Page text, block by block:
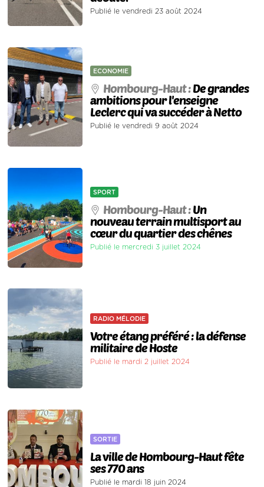
Publié le vendredi 23 août 2024
ECONOMIE
Hombourg-Haut :De grandes
ambitions pour l'enseigne
Leclerc qui va succéder à Netto
Publié le vendredi 9 août 2024
SPORT
Hombourg-Haut :Un
nouveau terrain multisport au
cœur du quartier des chênes
Publié le mercredi 3 juillet 2024
RADIO MÉLODIE
Votre étang préféré : la défense
militaire de Hoste
Publié le mardi 2 juillet 2024
SORTIE
La ville de Hombourg-Haut fête
ses 770 ans
Publié le mardi 18 juin 2024